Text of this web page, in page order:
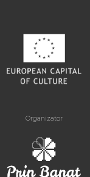
Organizator